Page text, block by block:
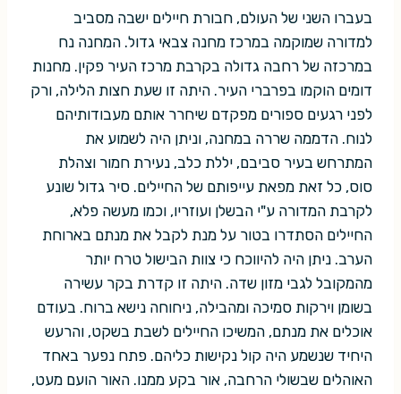
בעברו השני של העולם, חבורת חיילים ישבה מסביב
למדורה שמוקמה במרכז מחנה צבאי גדול. המחנה נח
במרכזה של רחבה גדולה בקרבת מרכז העיר פקין. מחנות
דומים הוקמו בפרברי העיר. היתה זו שעת חצות הלילה, ורק
לפני רגעים ספורים מפקדם שיחרר אותם מעבודותיהם
לנוח. הדממה שררה במחנה, וניתן היה לשמוע את
המתרחש בעיר סביבם, יללת כלב, נעירת חמור וצהלת
סוס, כל זאת מפאת עייפותם של החיילים. סיר גדול שונע
לקרבת המדורה ע"י הבשלן ועוזריו, וכמו מעשה פלא,
החיילים הסתדרו בטור על מנת לקבל את מנתם בארוחת
הערב. ניתן היה להיווכח כי צוות הבישול טרח יותר
מהמקובל לגבי מזון שדה. היתה זו קדרת בקר עשירה
בשומן וירקות סמיכה ומהבילה, ניחוחה נישא ברוח. בעודם
אוכלים את מנתם, המשיכו החיילים לשבת בשקט, והרעש
היחיד שנשמע היה קול נקישות כליהם. פתח נפער באחד
האוהלים שבשולי הרחבה, אור בקע ממנו. האור הועם מעט,